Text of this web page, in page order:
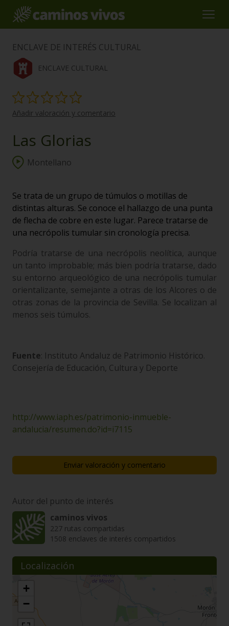
ENCLAVE DE INTERÉS CULTURAL
ENCLAVE CULTURAL
Añadir valoración y comentario
Las Glorias
Montellano
Se trata de un grupo de túmulos o motillas de
distintas alturas. Se conoce el hallazgo de una punta
de flecha de cobre en este lugar. Parece tratarse de
una necrópolis tumular sin cronología precisa.
Podría tratarse de una necrópolis neolítica, aunque
un tanto improbable; más bien podría tratarse, dado
su entorno arqueológico de una necrópolis tumular
orientalizante, semejante a otras de los Alcores o de
otras zonas de la provincia de Sevilla. Se localizan al
menos seis túmulos.
Fuente: Instituto Andaluz de Patrimonio Histórico.
Consejería de Educación, Cultura y Deporte
http://www.iaph.es/patrimonio-inmueble-
andalucia/resumen.do?id=i7115
Enviar valoración y comentario
Autor del punto de interés
caminos vivos
227 rutas compartidas
1508 enclaves de interés compartidos
Localización
+
−